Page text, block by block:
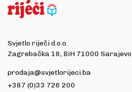
Svjetlo riječi d.o.o.
Zagrebačka 18, BiH 71000 Sarajevo
prodaja@svjetlorijeci.ba
+387 (0)33 726 200